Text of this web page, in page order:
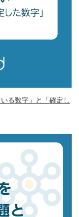
る数字」と「確定し